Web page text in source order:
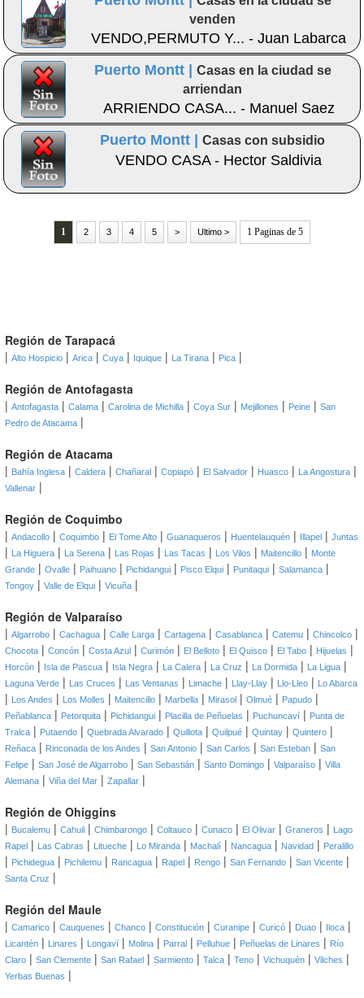
venden
VENDO,PERMUTO Y... - Juan Labarca
Puerto Montt |
Casas en la ciudad se
arriendan
ARRIENDO CASA... - Manuel Saez
Ojeda
Puerto Montt |Casas con subsidio
VENDO CASA - Hector Saldivia
1 2 3 4 5 > Ultimo > 1 Paginas de 5
Región de Tarapacá
| Alto Hospicio | Arica | Cuya | Iquique | La Tirana | Pica |
Región de Antofagasta
| Antofagasta | Calama | Carolina de Michilla | Coya Sur | Mejillones | Peine | San
Pedro de Atacama |
Región de Atacama
| Bahía Inglesa | Caldera | Chañaral | Copiapó | El Salvador | Huasco | La Angostura |
Vallenar |
Región de Coquimbo
| Andacollo | Coquimbo | El Tome Alto | Guanaqueros | Huentelauquén | Illapel | Juntas
| La Higuera | La Serena | Las Rojas | Las Tacas | Los Vilos | Maitencillo | Monte
Grande | Ovalle | Paihuano | Pichidangui | Pisco Elqui | Punitaqui | Salamanca |
Tongoy | Valle de Elqui | Vicuña |
Región de Valparaíso
| Algarrobo | Cachagua | Calle Larga | Cartagena | Casablanca | Catemu | Chincolco |
Chocota | Concón | Costa Azul | Curimón | El Belloto | El Quisco | El Tabo | Hijuelas |
Horcón | Isla de Pascua | Isla Negra | La Calera | La Cruz | La Dormida | La Ligua |
Laguna Verde | Las Cruces | Las Ventanas | Limache | Llay-Llay | Llo-Lleo | Lo Abarca
| Los Andes | Los Molles | Maitencillo | Marbella | Mirasol | Olmué | Papudo |
Peñablanca | Petorquita | Pichidangui | Placilla de Peñuelas | Puchuncaví | Punta de
Tralca | Putaendo | Quebrada Alvarado | Quillota | Quilpué | Quintay | Quintero |
Reñaca | Rinconada de los Andes | San Antonio | San Carlos | San Esteban | San
Felipe | San José de Algarrobo | San Sebastián | Santo Domingo | Valparaíso | Villa
Alemana | Viña del Mar | Zapallar |
Región de Ohiggins
| Bucalemu | Cahuil | Chimbarongo | Coltauco | Cunaco | El Olivar | Graneros |
Lago
Rapel | Las Cabras | Litueche | Lo Miranda | Machalí | Nancagua | Navidad | Peralillo
| Pichidegua | Pichilemu | Rancagua | Rapel | Rengo | San Fernando | San Vicente |
Santa Cruz |
Región del Maule
| Camarico | Cauquenes | Chanco | Constitución | Curanipe | Curicó | Duao | Iloca |
Licantén | Linares | Longaví | Molina | Parral | Pelluhue | Peñuelas de Linares | Río
Claro | San Clemente | San Rafael | Sarmiento | Talca | Teno | Vichuquén | Vilches |
Yerbas Buenas |